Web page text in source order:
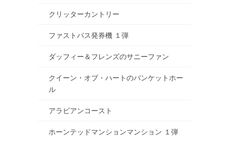
クリッターカントリー
ファストパス発券機 １弾
ダッフィー＆フレンズのサニーファン
クイーン・オブ・ハートのバンケットホー
ル
アラビアンコースト
ホーンテッドマンションマンション １弾